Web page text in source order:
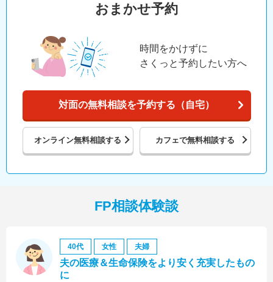
おまかせ予約
時間をかけずに
さくっと予約したい方へ
対面の無料相談を予約する（自宅）
オンライン無料相談する カフェで無料相談する
FP相談体験談
40代 女性 夫婦
夫の医療＆生命保険をより安く充実したもの
に